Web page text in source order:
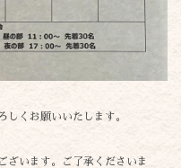
しくお願いいたします。
ざいます。ご了承くださいま